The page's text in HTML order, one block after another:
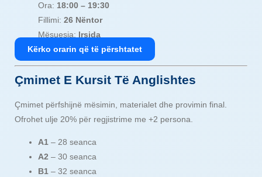
Ora: 18:00 – 19:30
Fillimi: 26 Nëntor
Mësuesja: Irsida
Kërko orarin që të përshtatet
Çmimet E Kursit Të Anglishtes
Çmimet përfshijnë mësimin, materialet dhe provimin final.
Ofrohet ulje 20% për regjistrime me +2 persona.
A1 – 28 seanca
A2 – 30 seanca
B1 – 32 seanca